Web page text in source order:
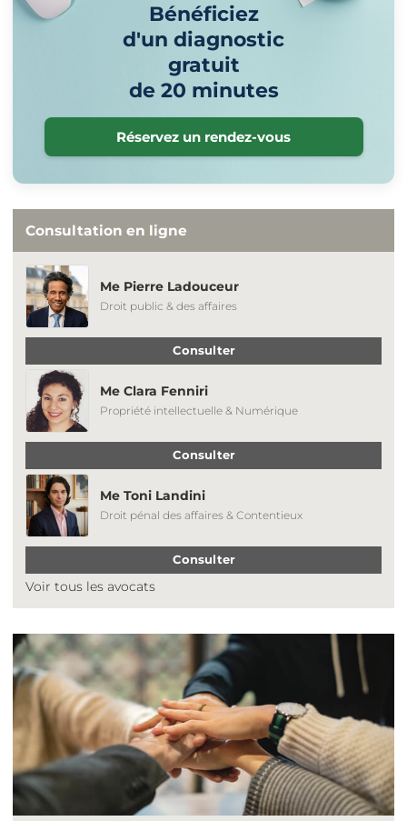
Bénéficiez
d'un diagnostic
gratuit
de 20 minutes
Réservez un rendez-vous
Consultation en ligne
Me Pierre Ladouceur
Droit public & des affaires
Consulter
Me Clara Fenniri
Propriété intellectuelle & Numérique
Consulter
Me Toni Landini
Droit pénal des affaires & Contentieux
Consulter
Voir tous les avocats